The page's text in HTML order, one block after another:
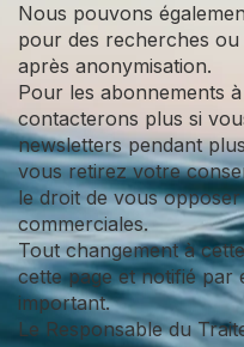
Nous pouvons
pour des recherches ou
après anonymisation.
Pour les abonnements
contacterons plus si
newsletters pendant
vous retirez votre
le droit de vous
commerciales.
Tout changement à
cette page et notifié par
important.
Le Responsable du